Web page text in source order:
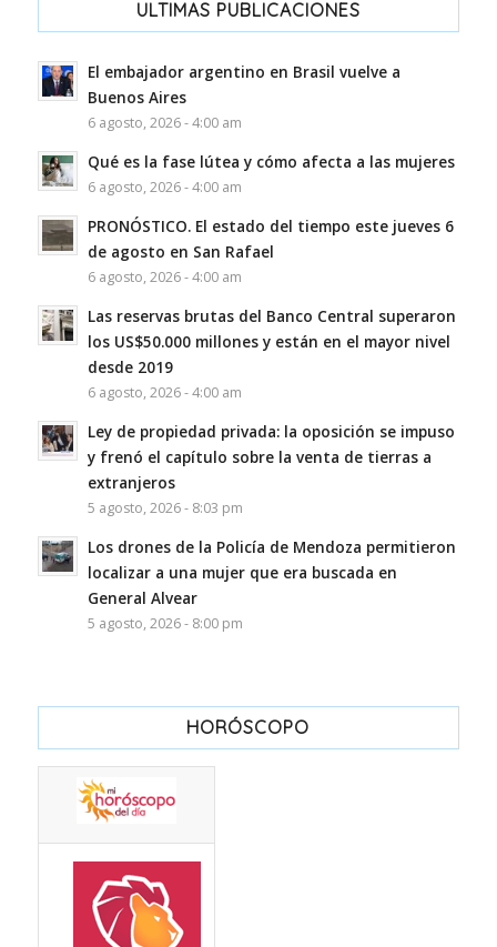
ULTIMAS PUBLICACIONES
El embajador argentino en Brasil vuelve a
Buenos Aires
6 agosto, 2026 - 4:00 am
Qué es la fase lútea y cómo afecta a las mujeres
6 agosto, 2026 - 4:00 am
PRONÓSTICO. El estado del tiempo este jueves 6
de agosto en San Rafael
6 agosto, 2026 - 4:00 am
Las reservas brutas del Banco Central superaron
los US$50.000 millones y están en el mayor nivel
desde 2019
6 agosto, 2026 - 4:00 am
Ley de propiedad privada: la oposición se impuso
y frenó el capítulo sobre la venta de tierras a
extranjeros
5 agosto, 2026 - 8:03 pm
Los drones de la Policía de Mendoza permitieron
localizar a una mujer que era buscada en
General Alvear
5 agosto, 2026 - 8:00 pm
HORÓSCOPO